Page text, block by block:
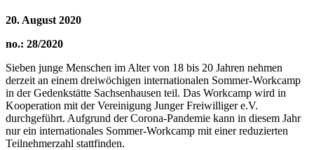
20. August 2020
no.: 28/2020
Sieben junge Menschen im Alter von 18 bis 20 Jahren nehmen
derzeit an einem dreiwöchigen internationalen Sommer-Workcamp
in der Gedenkstätte Sachsenhausen teil. Das Workcamp wird in
Kooperation mit der Vereinigung Junger Freiwilliger e.V.
durchgeführt. Aufgrund der Corona-Pandemie kann in diesem Jahr
nur ein internationales Sommer-Workcamp mit einer reduzierten
Teilnehmerzahl stattfinden.